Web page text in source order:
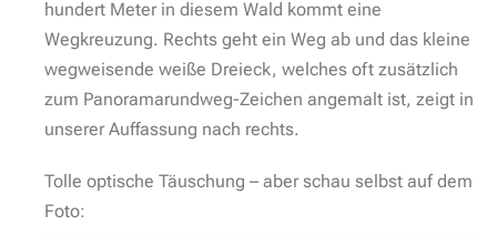
hundert Meter in diesem Wald kommt eine
Wegkreuzung. Rechts geht ein Weg ab und das kleine
wegweisende weiße Dreieck, welches oft zusätzlich
zum Panoramarundweg-Zeichen angemalt ist, zeigt in
unserer Auffassung nach rechts.
Tolle optische Täuschung – aber schau selbst auf dem
Foto: